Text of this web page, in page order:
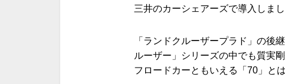
三井のカーシェアーズで導入しまし
「ランドクルーザープラド」の後
ルーザー」シリーズの中でも質実
フロードカーともいえる「70」と